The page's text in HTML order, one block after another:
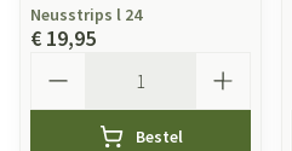
Neusstrips l 24
€ 19,95
Bestel